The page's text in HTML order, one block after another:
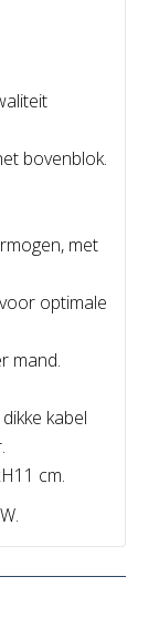
bovenblok.
met
optimale
mand.
kabel
cm.